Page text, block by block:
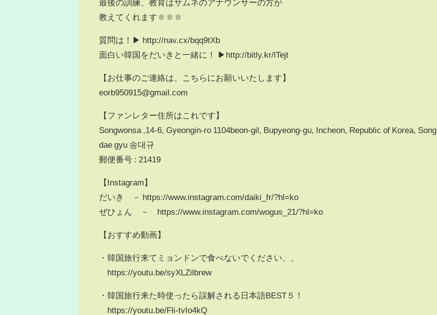
最後の訓練、教育はサムネのアナウンサーの方が
教えてくれますㅎㅎㅎ
質問は！▶ http://nav.cx/bqq9tXb
面白い韓国をだいきと一緒に！ ▶http://bitly.kr/lTejt
【お仕事のご連絡は、こちらにお願いいたします】
eorb950915@gmail.com
【ファンレター住所はこれです】
Songwonsa ,14-6, Gyeongin-ro 1104beon-gil, Bupyeong-gu, Incheon, Republic of Korea, Song
dae gyu 송대규
郵便番号 : 21419
【Instagram】
だいき － https://www.instagram.com/daiki_fr/?hl=ko
ぜひょん － https://www.instagram.com/wogus_21/?hl=ko
【おすすめ動画】
・韓国旅行来てミョンドンで食べないでください、、
https://youtu.be/syXLZilbrew
・韓国旅行来た時使ったら誤解される日本語BEST５！
https://youtu.be/Fli-tvIo4kQ